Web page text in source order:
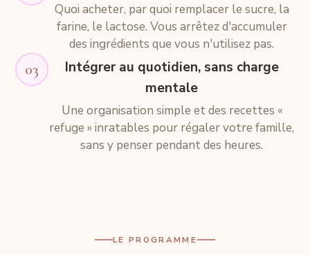
Quoi acheter, par quoi remplacer le sucre, la
farine, le lactose. Vous arrêtez d'accumuler
des ingrédients que vous n'utilisez pas.
03
Intégrer au quotidien, sans charge
mentale
Une organisation simple et des recettes «
refuge » inratables pour régaler votre famille,
sans y penser pendant des heures.
LE PROGRAMME